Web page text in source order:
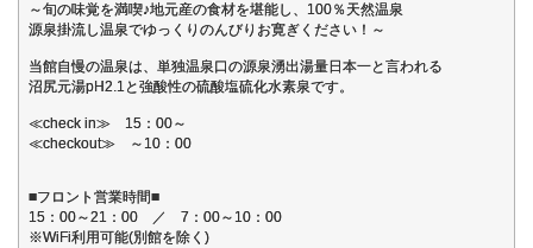
～旬の味覚を満喫♪地元産の食材を堪能し、100％天然温泉
源泉掛流し温泉でゆっくりのんびりお寛ぎください！～
当館自慢の温泉は、単独温泉口の源泉湧出湯量日本一と言われる
沼尻元湯pH2.1と強酸性の硫酸塩硫化水素泉です。
≪check in≫ 15：00～
≪checkout≫ ～10：00
■フロント営業時間■
15：00～21：00 ／ 7：00～10：00
※WiFi利用可能(別館を除く)